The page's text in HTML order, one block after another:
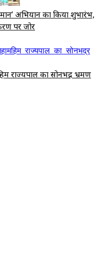
अभियान का किया शुभारंभ,
पर जोर
राज्यपाल का सोनभद्र भ्रमण